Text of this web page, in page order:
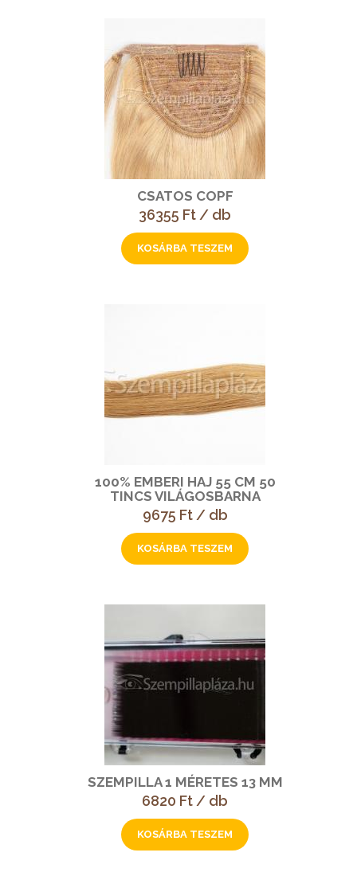
CSATOS COPF
36355 Ft / db
100% EMBERI HAJ 55 CM 50
TINCS VILÁGOSBARNA
9675 Ft / db
SZEMPILLA 1 MÉRETES 13 MM
6820 Ft / db